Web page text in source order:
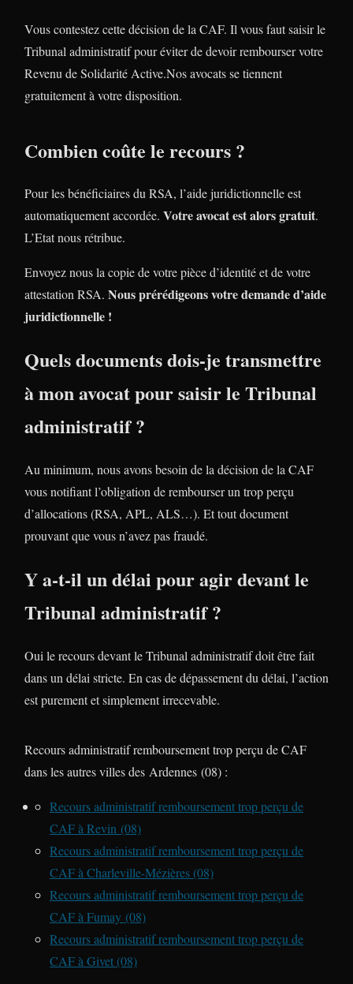
Vous contestez cette décision de la CAF. Il vous faut saisir le
Tribunal administratif pour éviter de devoir rembourser votre
Revenu de Solidarité Active.Nos avocats se tiennent
gratuitement à votre disposition.
Combien coûte le recours ?
Pour les bénéficiaires du RSA, l’aide juridictionnelle est
automatiquement accordée. Votre avocat est alors gratuit.
L’Etat nous rétribue.
Envoyez nous la copie de votre pièce d’identité et de votre
attestation RSA. Nous prérédigeons votre demande d’aide
juridictionnelle !
Quels documents dois-je transmettre
à mon avocat pour saisir le Tribunal
administratif ?
Au minimum, nous avons besoin de la décision de la CAF
vous notifiant l’obligation de rembourser un trop perçu
d’allocations (RSA, APL, ALS…). Et tout document
prouvant que vous n’avez pas fraudé.
Y a-t-il un délai pour agir devant le
Tribunal administratif ?
Oui le recours devant le Tribunal administratif doit être fait
dans un délai stricte. En cas de dépassement du délai, l’action
est purement et simplement irrecevable.
Recours administratif remboursement trop perçu de CAF
dans les autres villes des Ardennes (08) :
Recours administratif remboursement trop perçu de
CAF à Revin (08)
Recours administratif remboursement trop perçu de
CAF à Charleville-Mézières (08)
Recours administratif remboursement trop perçu de
CAF à Fumay (08)
Recours administratif remboursement trop perçu de
CAF à Givet (08)